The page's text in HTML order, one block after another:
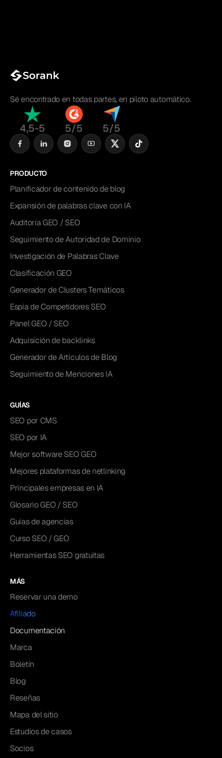
Sé encontrado en todas partes, en piloto automático.
4,5-5 5/5 5/5
PRODUCTO
Planificador de contenido de blog
Expansión de palabras clave con IA
Auditoría GEO / SEO
Seguimiento de Autoridad de Dominio
Investigación de Palabras Clave
Clasificación GEO
Generador de Clusters Temáticos
Espía de Competidores SEO
Panel GEO / SEO
Adquisición de backlinks
Generador de Artículos de Blog
Seguimiento de Menciones IA
GUÍAS
SEO por CMS
SEO por IA
Mejor software SEO GEO
Mejores plataformas de netlinking
Principales empresas en IA
Glosario GEO / SEO
Guías de agencias
Curso SEO / GEO
Herramientas SEO gratuitas
MÁS
Reservar una demo
Afiliado
Documentación
Marca
Boletín
Blog
Reseñas
Mapa del sitio
Estudios de casos
Socios